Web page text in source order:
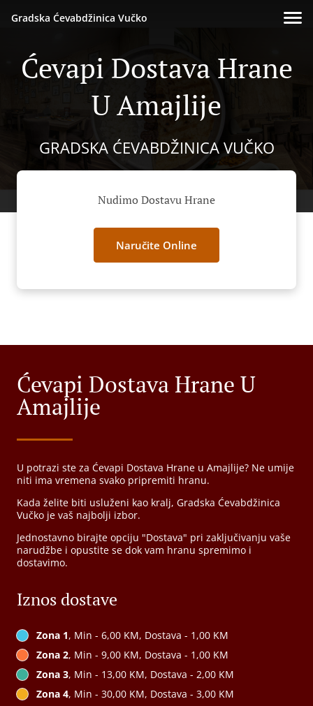
Gradska Ćevabdžinica Vučko
Ćevapi Dostava Hrane
U Amajlije
GRADSKA ĆEVABDŽINICA VUČKO
Nudimo Dostavu Hrane
Naručite Online
Ćevapi Dostava Hrane U
Amajlije
U potrazi ste za Ćevapi Dostava Hrane u Amajlije? Ne umije
niti ima vremena svako pripremiti hranu.
Kada želite biti usluženi kao kralj, Gradska Ćevabdžinica
Vučko je vaš najbolji izbor.
Jednostavno birajte opciju "Dostava" pri zaključivanju vaše
narudžbe i opustite se dok vam hranu spremimo i
dostavimo.
Iznos dostave
Zona 1, Min - 6,00 KM, Dostava - 1,00 KM
Zona 2, Min - 9,00 KM, Dostava - 1,00 KM
Zona 3, Min - 13,00 KM, Dostava - 2,00 KM
Zona 4, Min - 30,00 KM, Dostava - 3,00 KM